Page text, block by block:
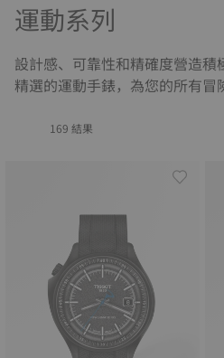
運動系列
設計感、可靠性和精確度營造積
精選的運動手錶，為您的所有冒
169 結果